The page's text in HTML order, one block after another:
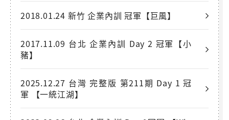
2018.01.24 新竹 企業內訓 冠軍【巨風】
2017.11.09 台北 企業內訓 Day 2 冠軍【小
豬】
2025.12.27 台灣 完整版 第211期 Day 1 冠
軍 【一統江湖】